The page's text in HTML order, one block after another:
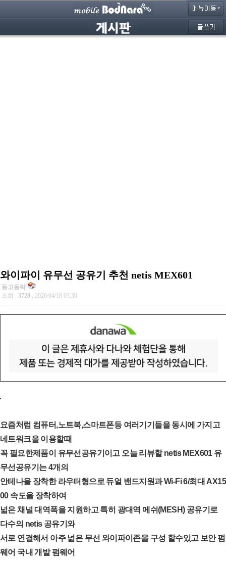
와이파이 유무선 공유기 추천 netis MEX601
동고동락
조회 : 3728 , 2026/04/18 03:30
요즘처럼 컴퓨터,노트북,스마트폰등 여러기기들을 동시에 가지고
네트워크을 이용할때
꼭 필요한제품이 유무선공유기이고 오늘 리뷰할 netis MEX601 유
무선공유기는 4개의
안테나을 장착한 라우터형으로 듀얼 밴드지원과 Wi-Fi 6/최대 AX15
00 속도을 장착하여
넓은 채널 대역폭을 지원하고 특히 광대역 메쉬(MESH) 공유기로
다수의 netis 공유기와
서로 연결해서 아주 넓은 무선 와이파이존을 구성 할수있고 보안 펌
웨어 국내 개발 펌웨어